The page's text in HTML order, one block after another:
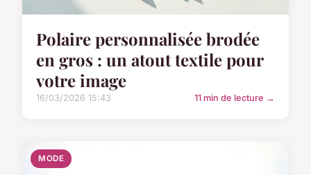
Polaire personnalisée brodée
en gros : un atout textile pour
votre image
16/03/2026 15:43 11 min de lecture →
MODE